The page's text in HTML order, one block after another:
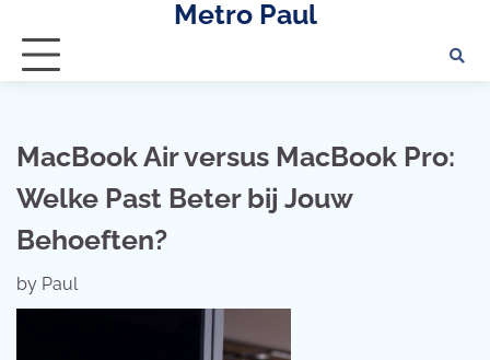
content
Metro Paul
MacBook Air versus MacBook Pro:
Welke Past Beter bij Jouw
Behoeften?
by Paul